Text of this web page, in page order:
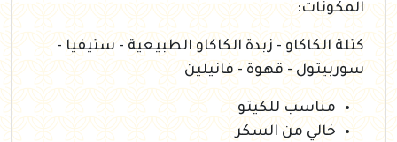
المكونات:
كتلة الكاكاو - زبدة الكاكاو الطبيعية - ستيفيا -
سوربيتول - قهوة - فانيلين
مناسب للكيتو
خالي من السكر